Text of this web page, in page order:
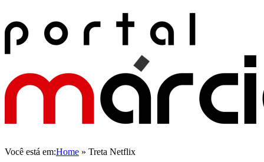
Você está em:Home » Treta Netflix